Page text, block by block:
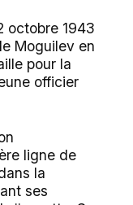
octobre 1943
Moguilev en
pour la
officier
ligne de
la
ses